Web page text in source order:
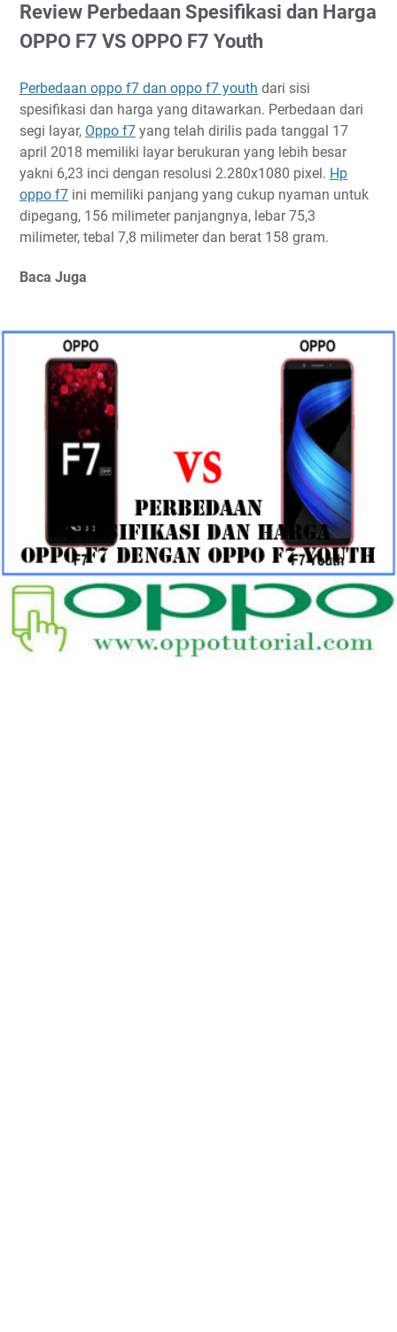
Review Perbedaan Spesifikasi dan Harga
OPPO F7 VS OPPO F7 Youth
Perbedaan oppo f7 dan oppo f7 youth dari sisi
spesifikasi dan harga yang ditawarkan. Perbedaan dari
segi layar, Oppo f7 yang telah dirilis pada tanggal 17
april 2018 memiliki layar berukuran yang lebih besar
yakni 6,23 inci dengan resolusi 2.280x1080 pixel. Hp
oppo f7 ini memiliki panjang yang cukup nyaman untuk
dipegang, 156 milimeter panjangnya, lebar 75,3
milimeter, tebal 7,8 milimeter dan berat 158 gram.
Baca Juga